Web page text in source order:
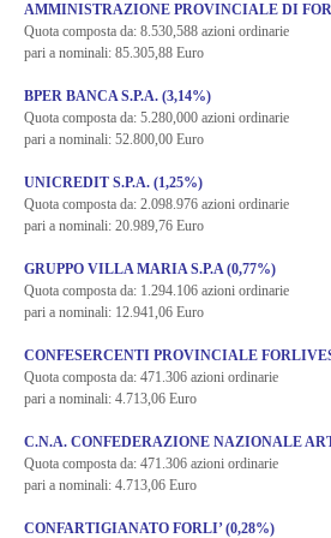
AMMINISTRAZIONE PROVINCIALE DI
Quota composta da: 8.530,588 azioni ordinarie
pari a nominali: 85.305,88 Euro
BPER BANCA S.P.A. (3,14%)
Quota composta da: 5.280,000 azioni ordinarie
pari a nominali: 52.800,00 Euro
UNICREDIT S.P.A. (1,25%)
Quota composta da: 2.098.976 azioni ordinarie
pari a nominali: 20.989,76 Euro
GRUPPO VILLA MARIA S.P.A (0,77%)
Quota composta da: 1.294.106 azioni ordinarie
pari a nominali: 12.941,06 Euro
CONFESERCENTI PROVINCIALE
Quota composta da: 471.306 azioni ordinarie
pari a nominali: 4.713,06 Euro
C.N.A. CONFEDERAZIONE NAZIONALE
Quota composta da: 471.306 azioni ordinarie
pari a nominali: 4.713,06 Euro
CONFARTIGIANATO FORLI’ (0,28%)